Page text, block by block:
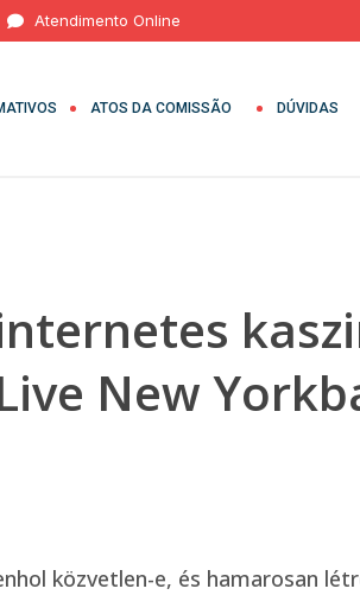
Atendimento Online
ATOS DA COMISSÃO DÚVIDAS
New
közvetlen-e, és hamarosan